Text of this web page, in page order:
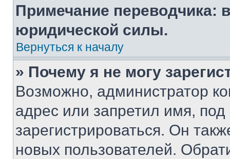
Примечание переводчика:
юридической силы.
Вернуться к началу
» Почему я не могу
Возможно, администратор
адрес или запретил имя,
зарегистрироваться. Он
новых пользователей.